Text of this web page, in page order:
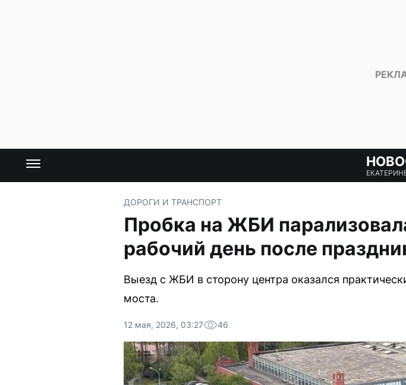
ДОРОГИ И ТРАНСПОРТ
Пробка на ЖБИ
рабочий день после
Выезд с ЖБИ в сторону центра оказался
моста.
12 мая, 2026, 03:27 46